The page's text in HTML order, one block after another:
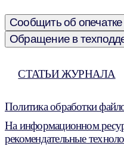
Сообщить об опечатке
Обращение в
СТАТЬИ ЖУРНАЛА
Политика обработки
На информационном
рекомендательные